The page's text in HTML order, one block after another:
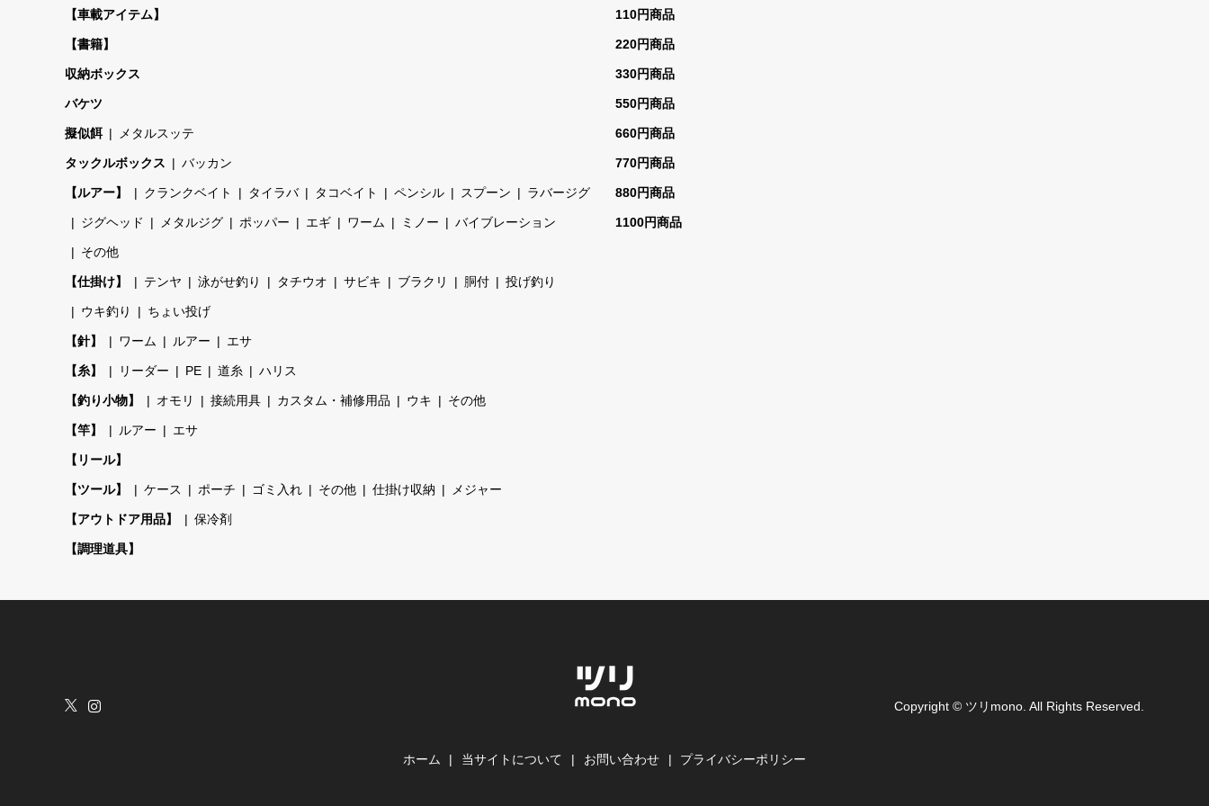
【車載アイテム】
【書籍】
収納ボックス
バケツ
擬似餌 メタルスッテ
タックルボックス バッカン
【ルアー】 クランクベイト タイラバ タコベイト ペンシル スプーン ラバージグ
ジグヘッド メタルジグ ポッパー エギ ワーム ミノー バイブレーション
その他
【仕掛け】 テンヤ 泳がせ釣り タチウオ サビキ ブラクリ 胴付 投げ釣り
ウキ釣り ちょい投げ
【針】 ワーム ルアー エサ
【糸】 リーダー PE 道糸 ハリス
【釣り小物】 オモリ 接続用具 カスタム・補修用品 ウキ その他
【竿】 ルアー エサ
【リール】
【ツール】 ケース ポーチ ゴミ入れ その他 仕掛け収納 メジャー
【アウトドア用品】 保冷剤
【調理道具】
110円商品
220円商品
330円商品
550円商品
660円商品
770円商品
880円商品
1100円商品
ホーム 当サイトについて お問い合わせ プライバシーポリシー
Copyright © ツリmono . All Rights Reserved.